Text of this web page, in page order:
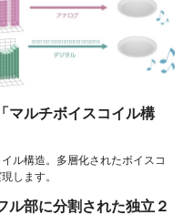
マルチボイスコイル構
ル構造。多層化されたボイスコ
します。
ル部に分割された独立２